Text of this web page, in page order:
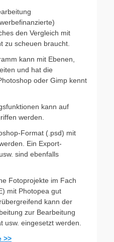
den Vergleich mit
zu scheuen braucht.
kann mit Ebenen,
und hat die
oder Gimp kennt
kann auf
werden.
Format (.psd) mit
Ein Export-
sind ebenfalls
Fotoprojekte im Fach
mit Photopea gut
kann der
zur Bearbeitung
usw. eingesetzt werden.
>>